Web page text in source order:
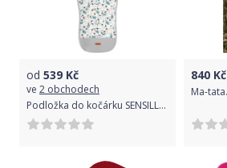
od 539 Kč
ve 2 obchodech
Podložka do kočárku SENSILLO, model Velvet motiv zvířatka
840 Kč